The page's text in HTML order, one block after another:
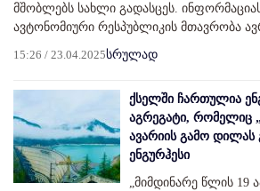
მშობლებს სახლი გადასცეს.
ავტონომიური რესპუბლიკის მთავრობა
15:26 / 23.04.2025სრულად
ქსელში ჩართულია
აგრეგატი, რომელიც
ავარიის გამო
ენგურჰესი
„მიმდინარე წლის 19